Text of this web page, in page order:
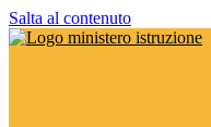
Salta al contenuto